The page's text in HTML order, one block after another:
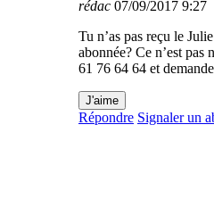
rédac 07/09/2017 9:27
Tu n’as pas reçu le
abonnée? Ce n’est
61 76 64 64 et
J'aime
Répondre Signaler un